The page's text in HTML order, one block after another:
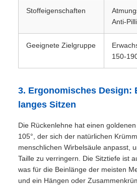
Stoffeigenschaften
Anti-
Geeignete Zielgruppe
150-
3. Ergonomisches Design:
langes Sitzen
Die Rückenlehne hat einen
105°, der sich der natürlichen
menschlichen Wirbelsäule anpasst,
Taille zu verringern. Die Sitztiefe ist
was für die Beinlänge der meisten
und ein Hängen oder